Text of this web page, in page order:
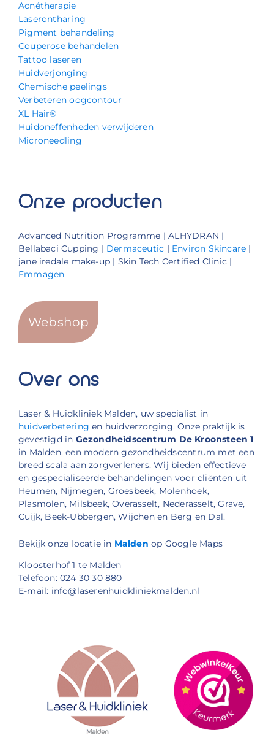
Acnétherapie
Laserontharing
Pigment behandeling
Couperose behandelen
Tattoo laseren
Huidverjonging
Chemische peelings
Verbeteren oogcontour
XL Hair®
Huidoneffenheden verwijderen
Microneedling
Onze producten
Advanced Nutrition Programme | ALHYDRAN |
Bellabaci Cupping | Dermaceutic | Environ Skincare |
jane iredale make-up | Skin Tech Certified Clinic |
Emmagen
Webshop
Over ons
Laser & Huidkliniek Malden, uw specialist in
huidverbetering en huidverzorging. Onze praktijk is
gevestigd in Gezondheidscentrum De Kroonsteen 1
in Malden, een modern gezondheidscentrum met een
breed scala aan zorgverleners. Wij bieden effectieve
en gespecialiseerde behandelingen voor cliënten uit
Heumen, Nijmegen, Groesbeek, Molenhoek,
Plasmolen, Milsbeek, Overasselt, Nederasselt, Grave,
Cuijk, Beek-Ubbergen, Wijchen en Berg en Dal.
Bekijk onze locatie in Malden op Google Maps
Kloosterhof 1 te Malden
Telefoon: 024 30 30 880
E-mail: info@laserenhuidkliniekmalden.nl